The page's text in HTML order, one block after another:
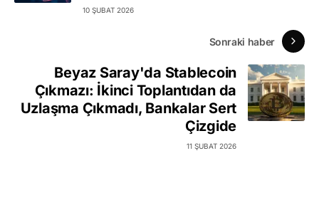
10 ŞUBAT 2026
Sonraki haber
Beyaz Saray'da Stablecoin
Çıkmazı: İkinci Toplantıdan da
Uzlaşma Çıkmadı, Bankalar Sert
Çizgide
11 ŞUBAT 2026